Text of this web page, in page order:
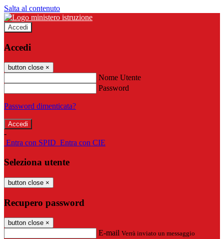
Salta al contenuto
Accedi
Accedi
button close ×
Nome Utente
Password
Password dimenticata?
-
Entra con SPID Entra con CIE
Seleziona utente
button close ×
Recupero password
button close ×
E-mail Verrà inviato un messaggio